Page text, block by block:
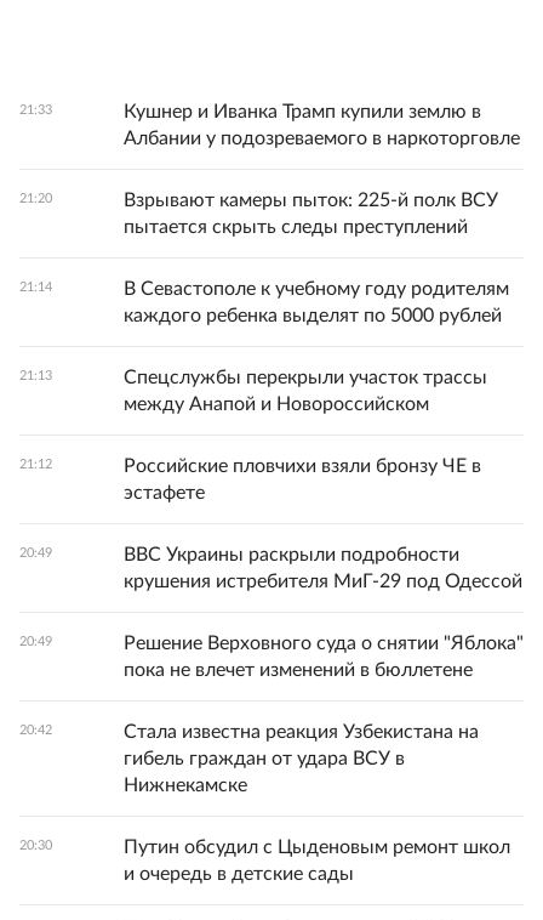
21:33
Кушнер и Иванка Трамп купили землю в
Албании у подозреваемого в наркоторговле
21:20
Взрывают камеры пыток: 225-й полк ВСУ
пытается скрыть следы преступлений
21:14
В Севастополе к учебному году родителям
каждого ребенка выделят по 5000 рублей
21:13
Спецслужбы перекрыли участок трассы
между Анапой и Новороссийском
21:12
Российские пловчихи взяли бронзу ЧЕ в
эстафете
20:49
ВВС Украины раскрыли подробности
крушения истребителя МиГ-29 под Одессой
20:49
Решение Верховного суда о снятии "Яблока"
пока не влечет изменений в бюллетене
20:42
Стала известна реакция Узбекистана на
гибель граждан от удара ВСУ в
Нижнекамске
20:30
Путин обсудил с Цыденовым ремонт школ
и очередь в детские сады